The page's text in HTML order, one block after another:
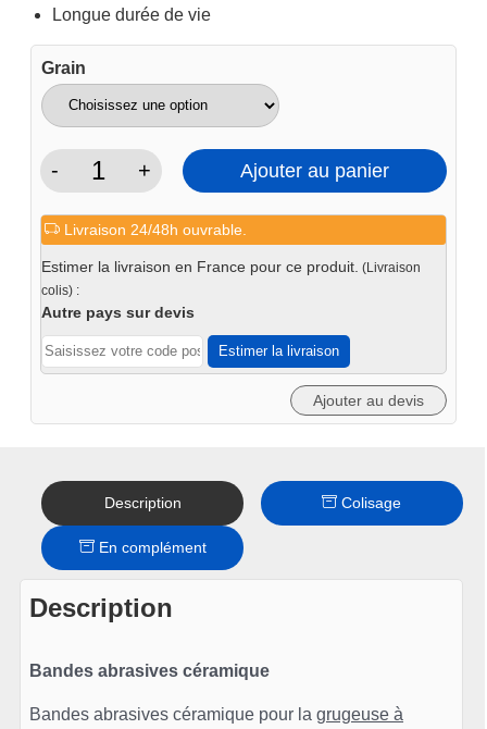
Longue durée de vie
Grain
-
quantité
Bande
abrasive
100x2000
(2pc
à
+ Ajouter au panier
Livraison 24/48h ouvrable.
Estimer la livraison en France pour ce produit. (Livraison
colis) :
Autre pays sur devis
Estimer la livraison
Ajouter au devis
Description Colisage
En complément
Description
Bandes abrasives céramique
Bandes abrasives céramique pour lagrugeuse à